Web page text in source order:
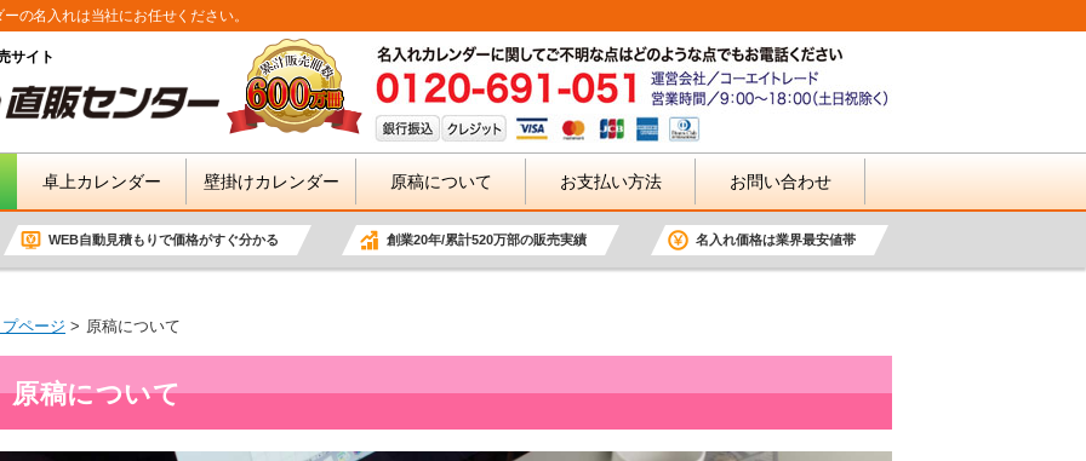
の名入れは当社にお任せください。
サイト
卓上カレンダー 壁掛けカレンダー 原稿について お支払い方法 お問い合わせ
WEB自動見積もりで価格がすぐ分かる 創業20年/累計520万部の販売実績 名入れ価格は業界最安値帯
ページ 原稿について
原稿について